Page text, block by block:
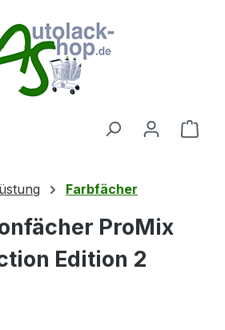
Farbfächer
ProMix
Edition 2